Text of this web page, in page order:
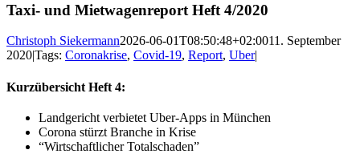
Taxi- und Mietwagenreport Heft 4/2020
Christoph Siekermann2026-06-01T08:50:48+02:0011. September
2020|Tags: Coronakrise, Covid-19, Report, Uber|
Kurzübersicht Heft 4:
Landgericht verbietet Uber-Apps in München
Corona stürzt Branche in Krise
“Wirtschaftlicher Totalschaden”